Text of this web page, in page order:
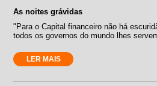
As noites grávidas
"Para o Capital financeiro não há
todos os governos do mundo lhes
LER MAIS